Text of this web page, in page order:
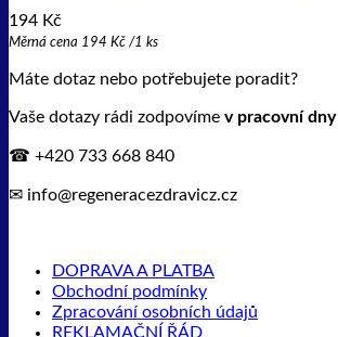
194 Kč
Měrná cena 194 Kč /1 ks
Máte dotaz nebo potřebujete poradit?
Vaše dotazy rádi zodpovíme v pracovní
☎ +420 733 668 840
✉ info@regeneracezdravicz.cz
DOPRAVA A PLATBA
Obchodní podmínky
Zpracování osobních údajů
REKLAMAČNÍ ŘÁD